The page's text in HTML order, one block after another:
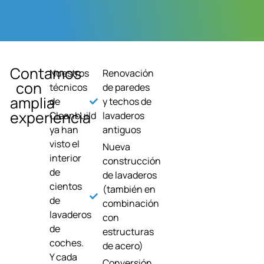
Contamos
con
amplia
experiencia
Nuestros
técnicos
de
Cleanbuild
ya han
visto el
interior
de
cientos
de
lavaderos
de
coches.
Y cada
Renovación
de paredes
y techos de
lavaderos
antiguos
Nueva
construcción
de lavaderos
(también en
combinación
con
estructuras
de acero)